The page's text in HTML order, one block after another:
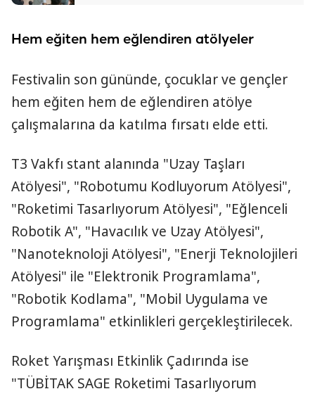
Hem eğiten hem eğlendiren atölyeler
Festivalin son gününde, çocuklar ve gençler
hem eğiten hem de eğlendiren atölye
çalışmalarına da katılma fırsatı elde etti.
T3 Vakfı stant alanında "Uzay Taşları
Atölyesi", "Robotumu Kodluyorum Atölyesi",
"Roketimi Tasarlıyorum Atölyesi", "Eğlenceli
Robotik A", "Havacılık ve Uzay Atölyesi",
"Nanoteknoloji Atölyesi", "Enerji Teknolojileri
Atölyesi" ile "Elektronik Programlama",
"Robotik Kodlama", "Mobil Uygulama ve
Programlama" etkinlikleri gerçekleştirilecek.
Roket Yarışması Etkinlik Çadırında ise
"TÜBİTAK SAGE Roketimi Tasarlıyorum